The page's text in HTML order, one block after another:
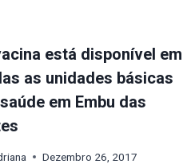
está disponível em
as unidades básicas
em Embu das
Dezembro 26, 2017